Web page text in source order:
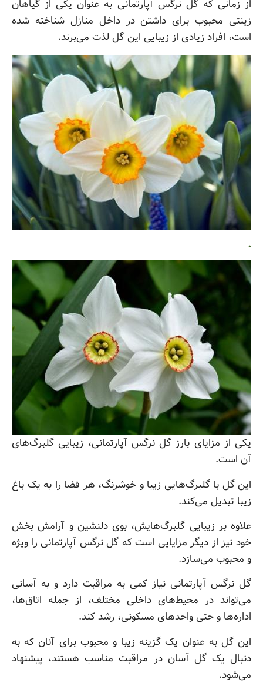
از زمانی که گل نرگس آپارتمانی به عنوان یکی از گیاهان
زینتی محبوب برای داشتن در داخل منازل شناخته شده
است، افراد زیادی از زیبایی این گل لذت می‌برند.
.
یکی از مزایای بارز گل نرگس آپارتمانی، زیبایی گلبرگ‌های
آن است.
این گل با گلبرگ‌هایی زیبا و خوشرنگ، هر فضا را به یک باغ
زیبا تبدیل می‌کند.
علاوه بر زیبایی گلبرگ‌هایش، بوی دلنشین و آرامش‌ بخش‌
خود نیز از دیگر مزایایی است که گل نرگس آپارتمانی را ویژه
و محبوب می‌سازد.
گل نرگس آپارتمانی نیاز کمی به مراقبت دارد و به آسانی
می‌تواند در محیط‌های داخلی مختلف، از جمله اتاق‌ها،
اداره‌ها و حتی واحدهای مسکونی، رشد کند.
این گل به عنوان یک گزینه زیبا و محبوب برای آنان که به
دنبال یک گل آسان‌ در‌ مراقبت مناسب هستند، پیشنهاد
می‌شود.